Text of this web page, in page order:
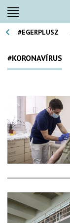
#EGERPLUSZ
#KORONAVÍRUS